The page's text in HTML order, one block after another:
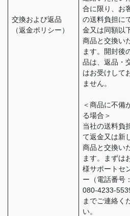
交換および返品
（返金ポリシー）
合に限り、お
の送料負担に
金又は同額以
商品と交換い
ます。開封後
品は、返品・
はお受けして
ません。
＜商品に不備
る場合＞
当社の送料負
て返金又は新
商品と交換い
ます。まずは
様サポートセ
ー（電話番号：
080-4233-
までご連絡く
い。